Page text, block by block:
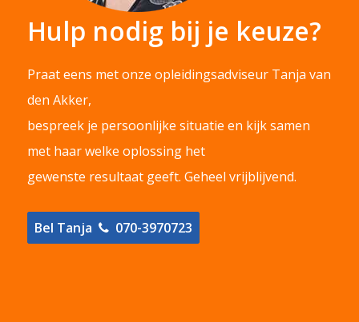
Hulp nodig bij je keuze?
Praat eens met onze opleidingsadviseur Tanja van
den Akker,
bespreek je persoonlijke situatie en kijk samen
met haar welke oplossing het
gewenste resultaat geeft. Geheel vrijblijvend.
Bel Tanja 070-3970723